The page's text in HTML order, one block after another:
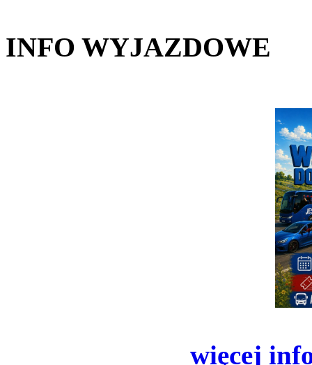
INFO WYJAZDOWE
więcej